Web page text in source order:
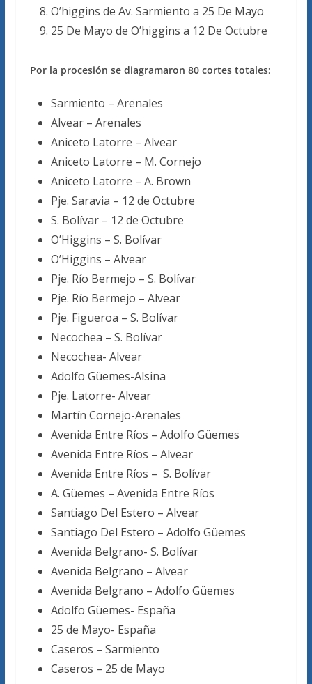
O’higgins de Av. Sarmiento a 25 De Mayo
25 De Mayo de O’higgins a 12 De Octubre
Por la procesión se diagramaron 80 cortes totales:
Sarmiento – Arenales
Alvear – Arenales
Aniceto Latorre – Alvear
Aniceto Latorre – M. Cornejo
Aniceto Latorre – A. Brown
Pje. Saravia – 12 de Octubre
S. Bolívar – 12 de Octubre
O’Higgins – S. Bolívar
O’Higgins – Alvear
Pje. Río Bermejo – S. Bolívar
Pje. Río Bermejo – Alvear
Pje. Figueroa – S. Bolívar
Necochea – S. Bolívar
Necochea- Alvear
Adolfo Güemes-Alsina
Pje. Latorre- Alvear
Martín Cornejo-Arenales
Avenida Entre Ríos – Adolfo Güemes
Avenida Entre Ríos – Alvear
Avenida Entre Ríos – S. Bolívar
A. Güemes – Avenida Entre Ríos
Santiago Del Estero – Alvear
Santiago Del Estero – Adolfo Güemes
Avenida Belgrano- S. Bolívar
Avenida Belgrano – Alvear
Avenida Belgrano – Adolfo Güemes
Adolfo Güemes- España
25 de Mayo- España
Caseros – Sarmiento
Caseros – 25 de Mayo